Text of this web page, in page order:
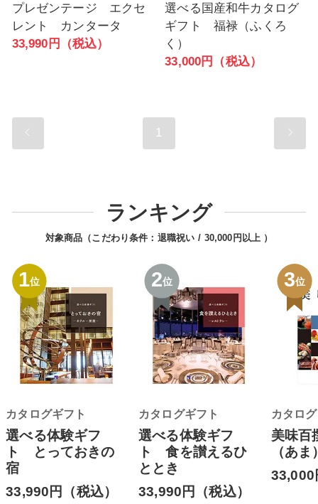
プレゼンテージ エクセ
レント カンタータ
33,990円（税込）
選べる国産和牛カタログ
ギフト 福禄（ふくろ
く）
33,000円（税込）
1
ランキング
対象商品（こだわり条件： 退職祝い 30,000円以上 ）
1位
カタログギフト
選べる体験ギフ
ト とっておきの
宿
33,990円（税込）
2位
カタログギフト
選べる体験ギフ
ト 食を讃えるひ
ととき
33,990円（税込）
3位
カタロ
美味
（あま
33,000